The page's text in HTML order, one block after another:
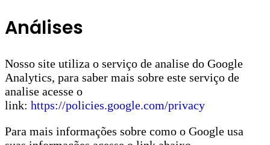
Análises
Nosso site utiliza o serviço de analise do Google
Analytics, para saber mais sobre este serviço de
analise acesse o
link: https://policies.google.com/privacy
Para mais informações sobre como o Google usa